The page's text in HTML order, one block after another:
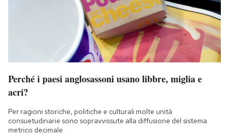
Perché i paesi anglosassoni usano libbre, miglia e
acri?
Per ragioni storiche, politiche e culturali molte unità
consuetudinarie sono sopravvissute alla diffusione del sistema
metrico decimale